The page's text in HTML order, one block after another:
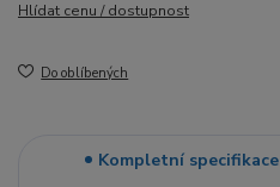
Hlídat cenu / dostupnost
Do oblíbených
Kompletní specifikace